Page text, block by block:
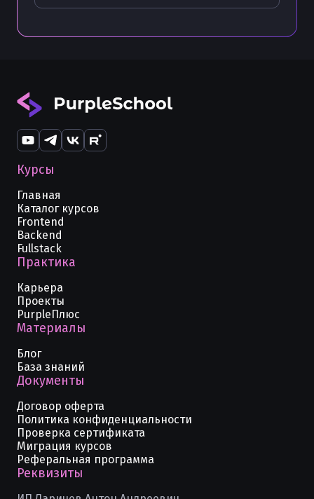
Курсы
Главная
Каталог курсов
Frontend
Backend
Fullstack
Практика
Карьера
Проекты
PurpleПлюс
Материалы
Блог
База знаний
Документы
Договор оферта
Политика конфиденциальности
Проверка сертификата
Миграция курсов
Реферальная программа
Реквизиты